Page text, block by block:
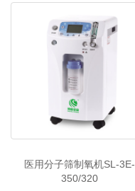
医用分子筛制氧机SL-3E-
350/320